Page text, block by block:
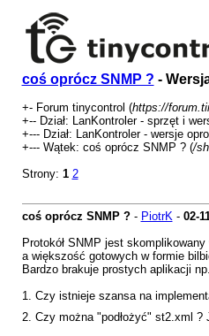
coś oprócz SNMP ? -
+- Forum tinycontrol (https://
+-- Dział: LanKontroler - sprzęt i
+--- Dział: LanKontroler - wersje
+--- Wątek: coś oprócz SNMP ? (/
Strony: 1 2
coś oprócz SNMP ?- PiotrK- 02-
Protokół SNMP jest
a większość gotowych w formie
Bardzo brakuje prostych aplikacji
1. Czy istnieje szansa na
2. Czy można "podłożyć" st2.xml ?